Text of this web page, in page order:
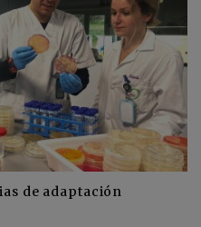
de adaptación